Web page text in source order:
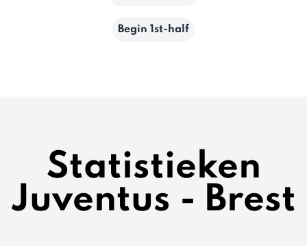
Begin 1st-half
Statistieken
Juventus - Brest